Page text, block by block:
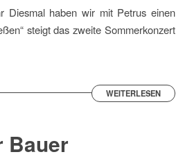
Diesmal haben wir mit Petrus einen
steigt das zweite Sommerkonzert
WEITERLESEN
Bauer